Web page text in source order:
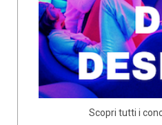
Scopri tutti i